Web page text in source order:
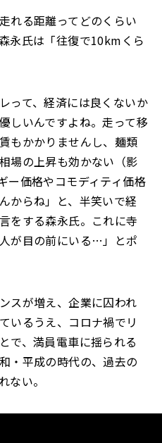
れる距離ってどのくらい
永氏は「往復で10kmくら
って、経済には良くないか
しいんですよね。走って移
もかかりませんし、麺類
場の上昇も効かない（影
ー価格やコモディティ価格
からね」と、半笑いで経
をする森永氏。これに寺
が目の前にいる…」とポ
スが増え、企業に囚われ
いるうえ、コロナ禍でリ
で、満員電車に揺られる
・平成の時代の、過去の
ない。